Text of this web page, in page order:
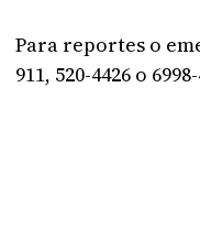
Para reportes o
911, 520-4426 o